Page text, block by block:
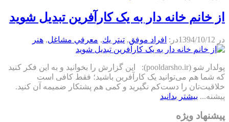
از خانم خانه دار به یک کارآفرین تبدیل شوید
در 1394/10/12در: افراد موفق, تيتر يك, معرفي مشاغل, هنر
پولدار شو (pooldarsho.ir): این گزارش را بخوانید و به این فکر کنید
که شما هم می‌توانید یک کارآفرین باشید؛ فقط کافی است
خلاقیت‌تان را دست‌‌کم نگیرید و کمی هم پشتکار ضمیمه آن کنید.
پیشنه... بیشتر بدانید
پیشنهاد ویژه